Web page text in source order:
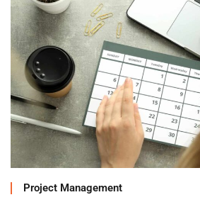
Project Management